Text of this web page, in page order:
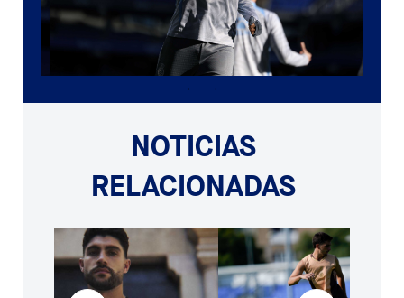
NOTICIAS
RELACIONADAS